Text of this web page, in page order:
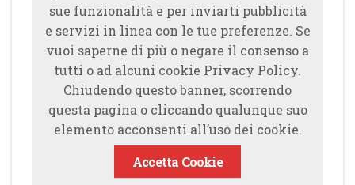
sue funzionalità e per inviarti pubblicità
e servizi in linea con le tue preferenze. Se
vuoi saperne di più o negare il consenso a
tutti o ad alcuni cookie Privacy Policy.
Chiudendo questo banner, scorrendo
questa pagina o cliccando qualunque suo
elemento acconsenti all’uso dei cookie.
Accetta Cookie